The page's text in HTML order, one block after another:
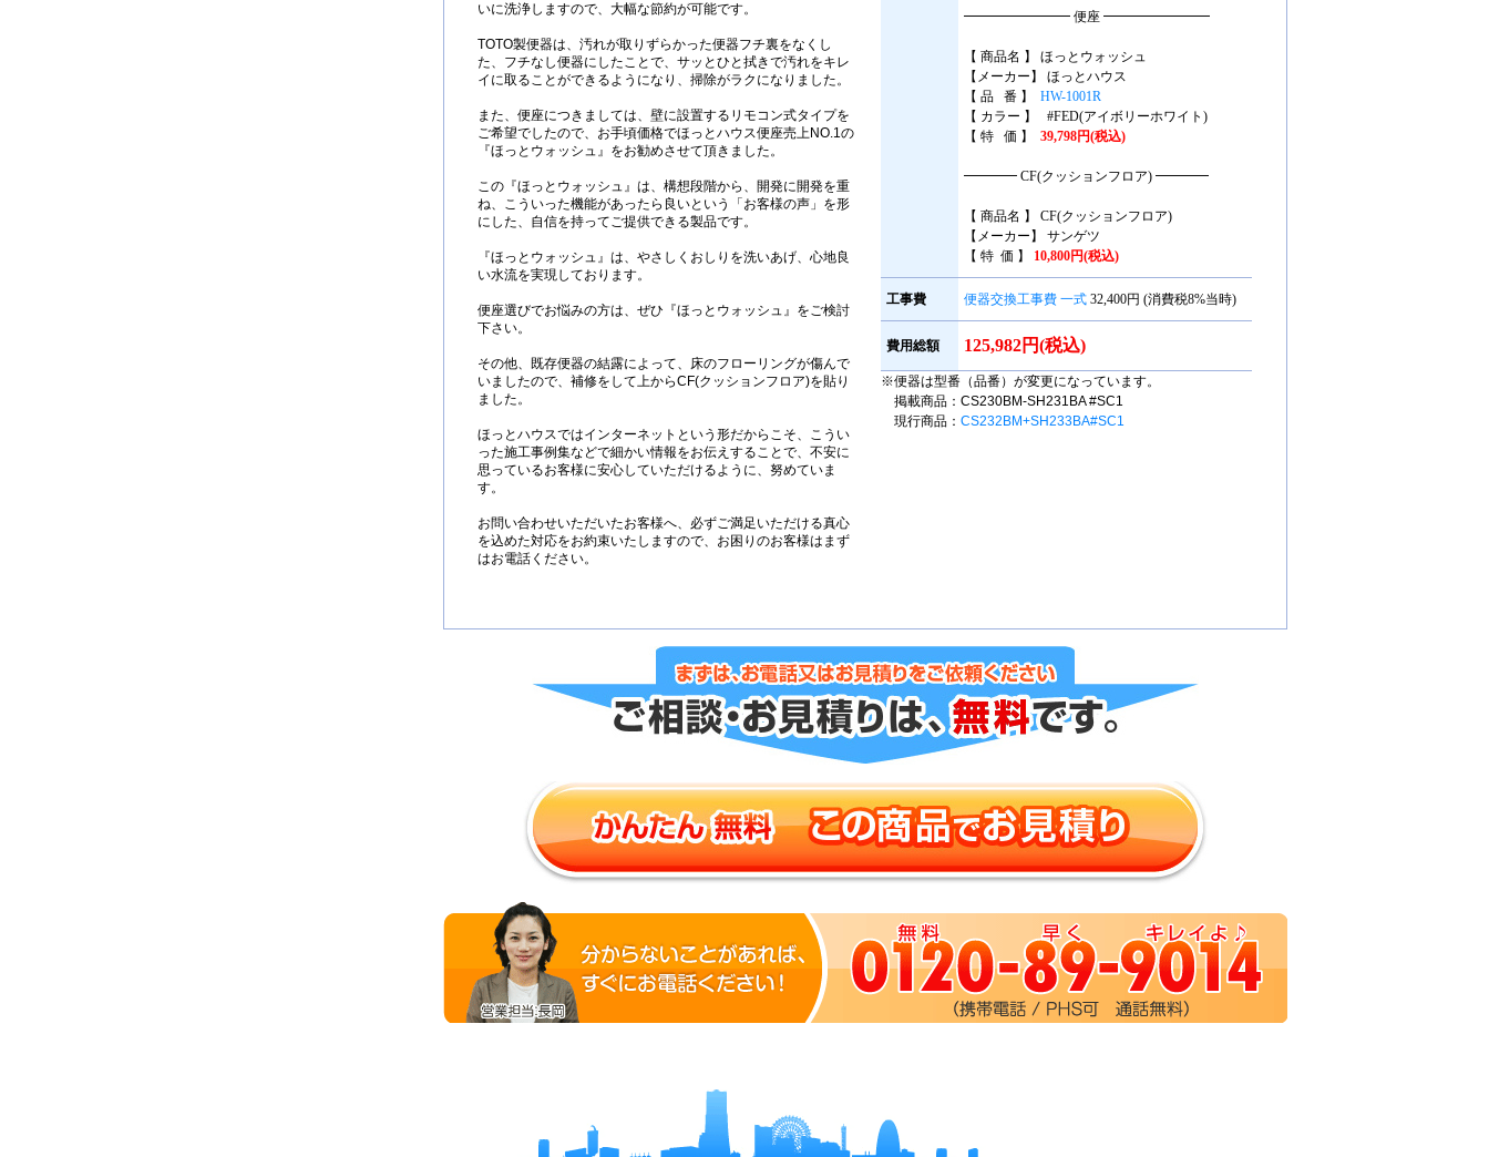
いに洗浄しますので、大幅な節約が可能です。
TOTO製便器は、汚れが取りずらかった便器フチ裏をなくし
た、フチなし便器にしたことで、サッとひと拭きで汚れをキレ
イに取ることができるようになり、掃除がラクになりました。
また、便座につきましては、壁に設置するリモコン式タイプを
ご希望でしたので、お手頃価格でほっとハウス便座売上NO.1の
『ほっとウォッシュ』をお勧めさせて頂きました。
この『ほっとウォッシュ』は、構想段階から、開発に開発を重
ね、こういった機能があったら良いという「お客様の声」を形
にした、自信を持ってご提供できる製品です。
『ほっとウォッシュ』は、やさしくおしりを洗いあげ、心地良
い水流を実現しております。
便座選びでお悩みの方は、ぜひ『ほっとウォッシュ』をご検討
下さい。
その他、既存便器の結露によって、床のフローリングが傷んで
いましたので、補修をして上からCF(クッションフロア)を貼り
ました。
ほっとハウスではインターネットという形だからこそ、こうい
った施工事例集などで細かい情報をお伝えすることで、不安に
思っているお客様に安心していただけるように、努めていま
す。
お問い合わせいただいたお客様へ、必ずご満足いただける真心
を込めた対応をお約束いたしますので、お困りのお客様はまず
はお電話ください。
━━━━━━━━ 便座 ━━━━━━━━
【 商品名 】 ほっとウォッシュ
【メーカー】 ほっとハウス
【 品 番 】 HW-1001R
【 カラー 】 #FED(アイボリーホワイト)
【 特 価 】 39,798円(税込)
━━━━ CF(クッションフロア) ━━━━
【 商品名 】 CF(クッションフロア)
【メーカー】 サンゲツ
【 特 価 】 10,800円(税込)
工事費 便器交換工事費 一式 32,400円 (消費税8%当時)
費用総額 125,982円(税込)
※便器は型番（品番）が変更になっています。
掲載商品：CS230BM-SH231BA #SC1
現行商品： CS232BM+SH233BA#SC1